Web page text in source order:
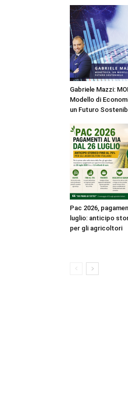
Gabriele Mazzi:
Modello di
un Futuro
Pac 2026,
luglio: anticipo
per gli agricoltori